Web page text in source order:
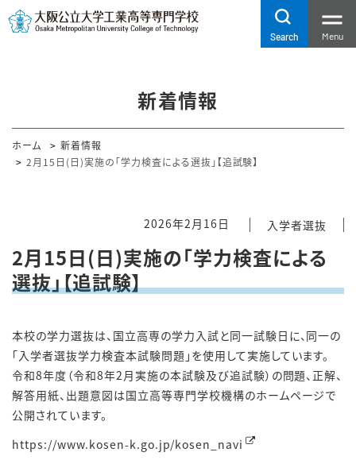
Search Menu
新着情報
ホーム
新着情報
2月15日(日)実施の「学力検査による選抜」【追試験】
2026年2月16日 入学者選抜
2月15日(日)実施の「学力検査による
選抜」【追試験】
本校の学力選抜は、国立高専の学力入試と同一試験日に、同一の
「入学者選抜学力検査本試験問題」を使用して実施しています。
令和8年度（令和8年2月実施の本試験及び追試験）の問題、正解、
解答用紙、出題意図は国立高等専門学校機構のホームページで
公開されています。
https://www.kosen-k.go.jp/kosen_navi